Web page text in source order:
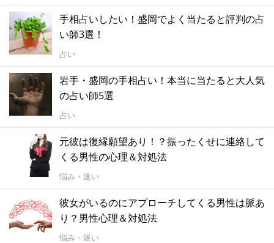
手相占いしたい！盛岡でよく当たると評判の占
い師3選！
占い
岩手・盛岡の手相占い！本当に当たると大人気
の占い師5選
占い
元彼は復縁願望あり！？振ったくせに連絡して
くる男性の心理＆対処法
悩み・迷い
彼女がいるのにアプローチしてくる男性は脈あ
り？男性心理＆対処法
悩み・迷い